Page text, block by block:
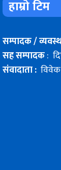
हाम्रो टिम
सम्पादक /
सह सम्पादक:
संवादाता :